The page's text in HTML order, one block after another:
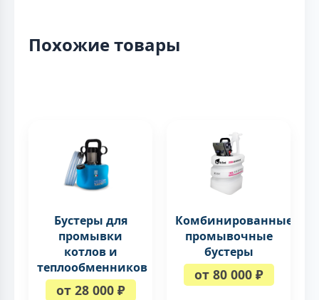
Похожие товары
Бустеры для
промывки
котлов и
теплообменников
от 28 000 ₽
Комбинированные
промывочные
бустеры
от 80 000 ₽